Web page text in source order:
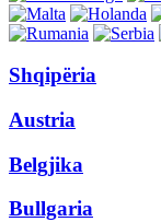
Shqipëria
Austria
Belgjika
Bullgaria